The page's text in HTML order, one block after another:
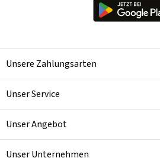
Unsere Zahlungsarten
Unser Service
Unser Angebot
Unser Unternehmen